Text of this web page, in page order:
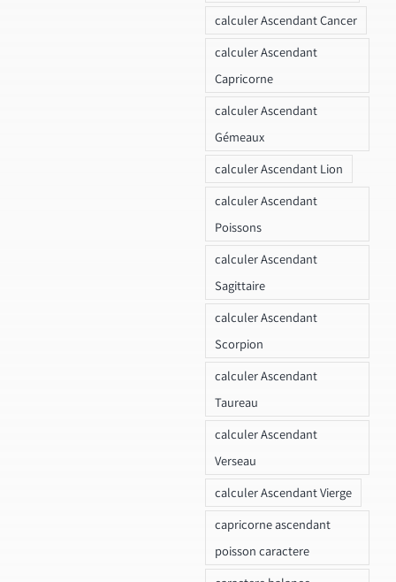
calculer Ascendant Cancer
calculer Ascendant
Capricorne
calculer Ascendant
Gémeaux
calculer Ascendant Lion
calculer Ascendant
Poissons
calculer Ascendant
Sagittaire
calculer Ascendant
Scorpion
calculer Ascendant
Taureau
calculer Ascendant
Verseau
calculer Ascendant Vierge
capricorne ascendant
poisson caractere